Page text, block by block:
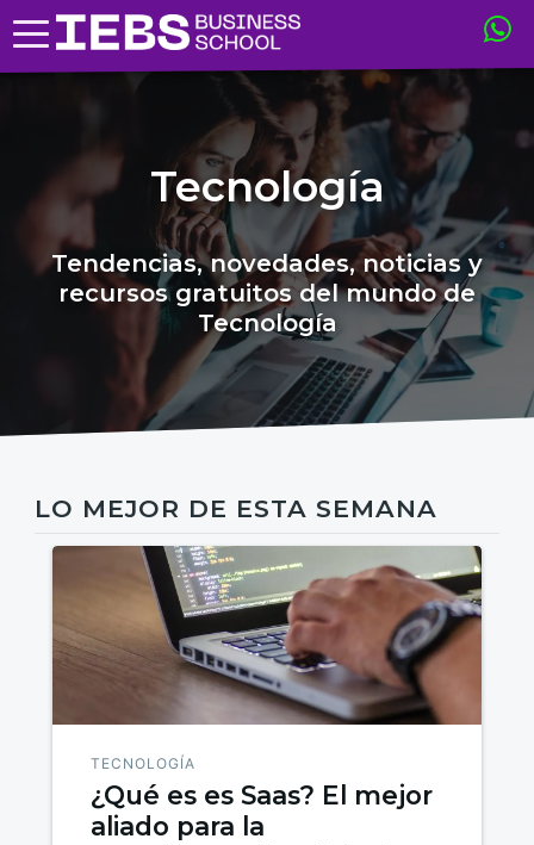
Tecnología
Tendencias, novedades, noticias y
recursos gratuitos del mundo de
Tecnología
LO MEJOR DE ESTA SEMANA
TECNOLOGÍA
¿Qué es es Saas? El mejor
aliado para la